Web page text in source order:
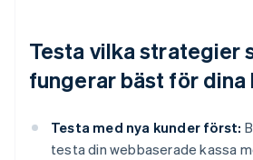
Testa vilka strategier
fungerar bäst för dina
Testa med nya kunder först:
testa din webbaserade kassa